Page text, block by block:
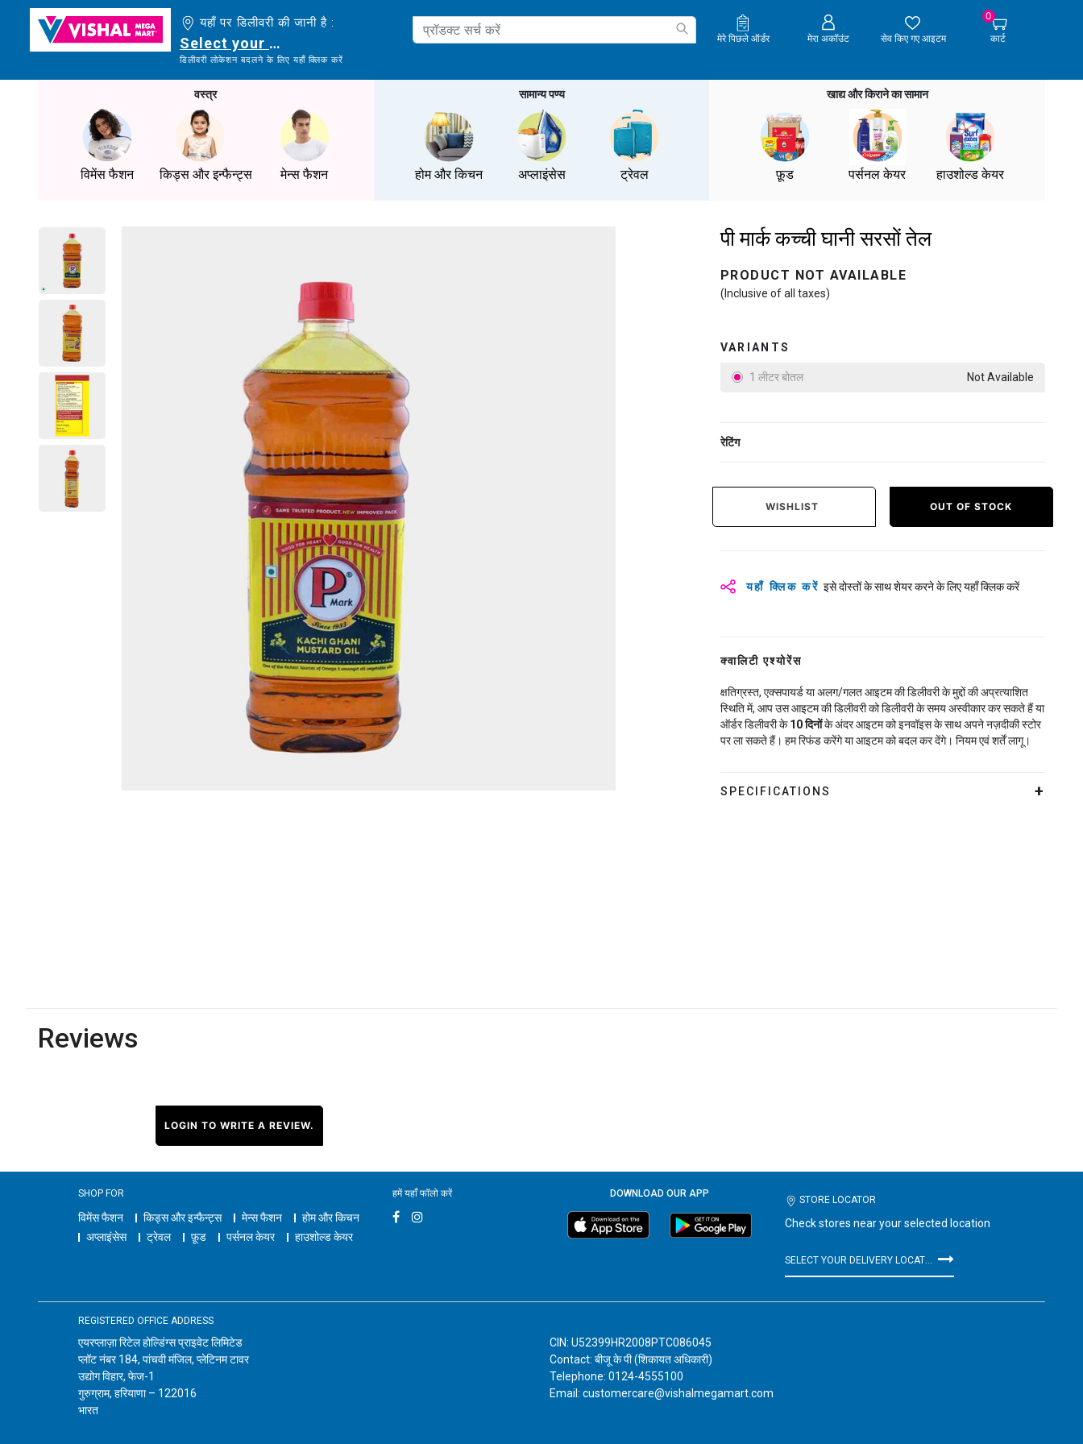
यहाँ पर डिलीवरी की जानी है :
Select your delivery location
डिलीवरी लोकेशन बदलने के लिए यहाँ क्लिक करें
मेरे पिछले ऑर्डर मेरा अकॉउंट सेव किए गए आइटम
0
कार्ट
वस्त्र
विमेंस फैशन किड्स और इन्फैन्ट्स मेन्स फैशन
सामान्य पण्य
होम और किचन अप्लाइंसेस ट्रेवल
खाद्य और किराने का सामान
फ़ूड पर्सनल केयर हाउशोल्ड केयर
पी मार्क कच्ची घानी सरसों तेल
PRODUCT NOT AVAILABLE
(Inclusive of all taxes)
VARIANTS
1 लीटर बोतल Not Available
रेटिंग
WISHLIST OUT OF STOCK
यहाँ क्लिक करें इसे दोस्तों के साथ शेयर करने के लिए यहाँ क्लिक करें
क्वालिटी एश्योरेंस
क्षतिग्रस्त, एक्सपायर्ड या अलग/गलत आइटम की डिलीवरी के मुद्दों की अप्रत्याशित
स्थिति में, आप उस आइटम की डिलीवरी को डिलीवरी के समय अस्वीकार कर सकते हैं या
ऑर्डर डिलीवरी के 10दिनोंके अंदर आइटम को इनवॉइस के साथ अपने नज़दीकी स्टोर
पर ला सकते हैं। हम रिफंड करेंगे या आइटम को बदल कर देंगे। नियम एवं शर्तें लागू।
SPECIFICATIONS
Reviews
LOGIN TO WRITE A REVIEW.
SHOP FOR
विमेंस फैशन किड्स और इन्फैन्ट्स मेन्स फैशन
होम और किचन
अप्लाइंसेस
ट्रेवल फ़ूड पर्सनल केयर हाउशोल्ड केयर
हमें यहाँ फॉलो करें DOWNLOAD OUR APP
STORE LOCATOR
Check stores near your selected location
REGISTERED OFFICE ADDRESS
एयरप्लाज़ा रिटेल होल्डिंग्स प्राइवेट लिमिटेड
प्लॉट नंबर 184, पांचवी मंजिल, प्लेटिनम टावर
उद्योग विहार, फेज-1
गुरुग्राम, हरियाणा – 122016
भारत
CIN: U52399HR2008PTC086045
Contact: बीजू के पी (शिकायत अधिकारी)
Telephone: 0124-4555100
Email: customercare@vishalmegamart.com